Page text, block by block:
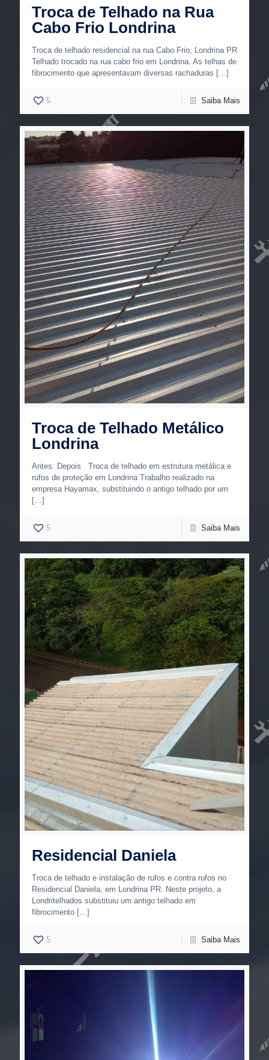
Troca de Telhado na Rua
Cabo Frio Londrina
Troca de telhado residencial na rua Cabo Frio, Londrina PR
Telhado trocado na rua cabo frio em Londrina. As telhas de
fibrocimento que apresentavam diversas rachaduras […]
5 Saiba Mais
Troca de Telhado Metálico
Londrina
Antes: Depois Troca de telhado em estrutura metálica e
rufos de proteção em Londrina Trabalho realizado na
empresa Hayamax, substituindo o antigo telhado por um
[…]
5 Saiba Mais
Residencial Daniela
Troca de telhado e instalação de rufos e contra rufos no
Residencial Daniela, em Londrina PR. Neste projeto, a
Londritelhados substituiu um antigo telhado em
fibrocimento […]
5 Saiba Mais